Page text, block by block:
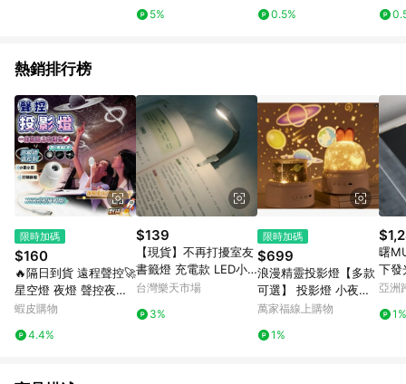
5%
0.5%
熱銷排行榜
限時加碼
$160
🔥隔日到貨 遠程聲控🚀
星空燈 夜燈 聲控夜燈
小夜燈 氣氛燈 銀河投
車載星空燈
蝦皮購物
4.4%
$139
【現貨】不再打擾室友
書籤燈 充電款 LED小
夜燈 超薄 夜間LED 便
書燈 交換禮物｜領券最
台灣樂天市場
3%
限時加碼
$699
浪漫精靈投影燈【多款
可選】 投影燈 小夜燈
八款音效 投影 夜燈 禮
戀人 生日派對 海洋世
萬家福線上購物
1%
曙
亞洲
1%